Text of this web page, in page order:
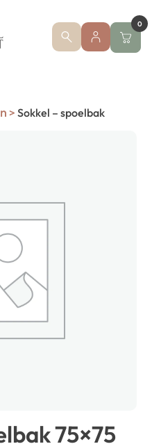
0
> Sokkel – spoelbak
75×75